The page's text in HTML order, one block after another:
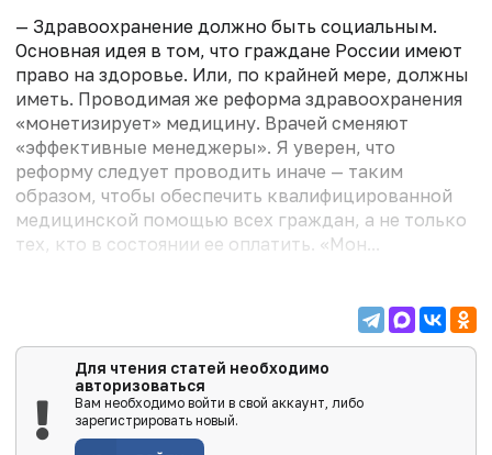
— Здравоохранение должно быть социальным.
Основная идея в том, что граждане России имеют
право на здоровье. Или, по крайней мере, должны
иметь. Проводимая же реформа здравоохранения
«монетизирует» медицину. Врачей сменяют
«эффективные менеджеры». Я уверен, что
реформу следует проводить иначе — таким
образом, чтобы обеспечить квалифицированной
медицинской помощью всех граждан, а не только
тех, кто в состоянии ее оплатить. «Мон...
Для чтения статей необходимо
авторизоваться
Вам необходимо войти в свой аккаунт, либо
зарегистрировать новый.